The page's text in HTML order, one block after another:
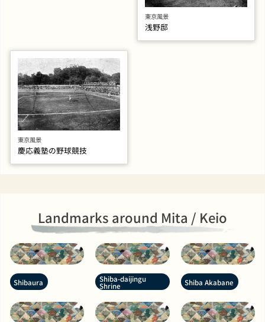
東京風景
浅野邸
東京風景
慶応義塾の野球競技
Landmarks around Mita / Keio
Shibaura Shiba-daijingu
Shrine Shiba Akabane